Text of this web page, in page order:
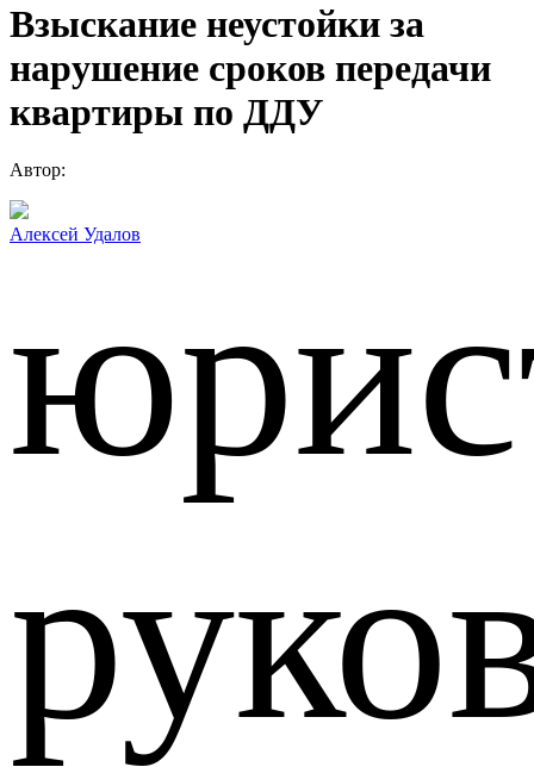
Взыскание неустойки за
нарушение сроков передачи
квартиры по ДДУ
Автор:
Алексей Удалов